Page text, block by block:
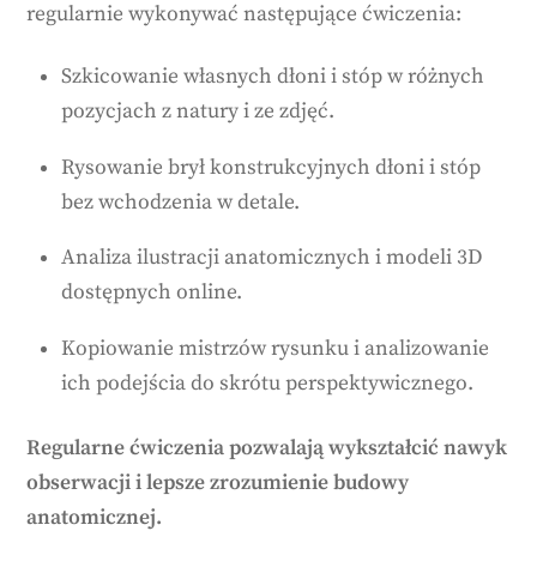
regularnie wykonywać następujące ćwiczenia:
Szkicowanie własnych dłoni i stóp w różnych
pozycjach z natury i ze zdjęć.
Rysowanie brył konstrukcyjnych dłoni i stóp
bez wchodzenia w detale.
Analiza ilustracji anatomicznych i modeli 3D
dostępnych online.
Kopiowanie mistrzów rysunku i analizowanie
ich podejścia do skrótu perspektywicznego.
Regularne ćwiczenia pozwalają wykształcić nawyk
obserwacji i lepsze zrozumienie budowy
anatomicznej.